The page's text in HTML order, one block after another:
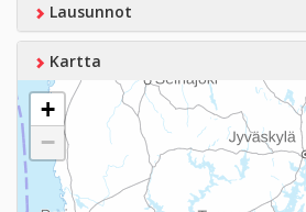
Lausunnot
Kartta
+
−